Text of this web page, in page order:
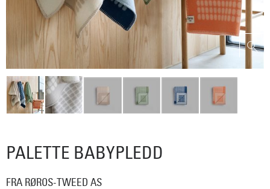
PALETTE BABYPLEDD
FRA RØROS-TWEED AS